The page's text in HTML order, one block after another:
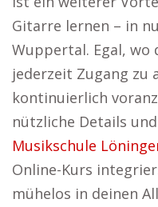
Gitarre lernen – in
Wuppertal. Egal, wo
jederzeit Zugang zu
kontinuierlich
nützliche Details
Musikschule
Online-Kurs
mühelos in deinen